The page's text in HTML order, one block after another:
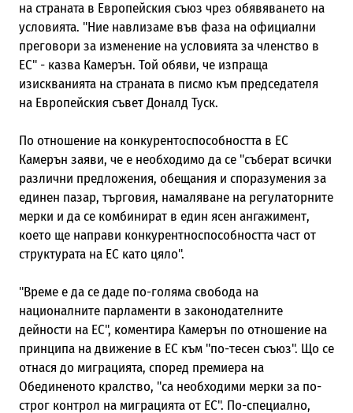
на страната в Европейския съюз чрез обявяването на
условията. "Ние навлизаме във фаза на официални
преговори за изменение на условията за членство в
ЕС" - казва Камерън. Той обяви, че изпраща
изискванията на страната в писмо към председателя
на Европейския съвет Доналд Туск.
По отношение на конкурентоспособността в ЕС
Камерън заяви, че е необходимо да се "съберат всички
различни предложения, обещания и споразумения за
единен пазар, търговия, намаляване на регулаторните
мерки и да се комбинират в един ясен ангажимент,
което ще направи конкурентноспособността част от
структурата на ЕС като цяло".
"Време е да се даде по-голяма свобода на
националните парламенти в законодателните
дейности на ЕС", коментира Камерън по отношение на
принципа на движение в ЕС към "по-тесен съюз". Що се
отнася до миграцията, според премиера на
Обединеното кралство, "са необходими мерки за по-
строг контрол на миграцията от ЕС". По-специално,